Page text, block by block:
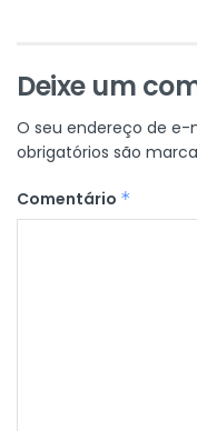
Deixe um
O seu endereço de e-
obrigatórios são
Comentário *